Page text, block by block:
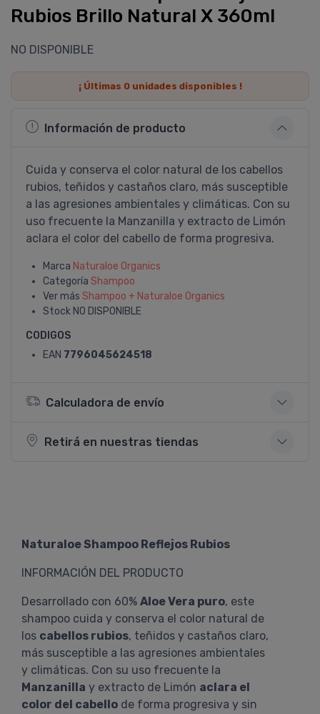
Rubios Brillo Natural X 360ml
NO DISPONIBLE
¡ Últimas 0unidades disponibles !
Información de producto
Cuida y conserva el color natural de los cabellos
rubios, teñidos y castaños claro, más susceptible
a las agresiones ambientales y climáticas. Con su
uso frecuente la Manzanilla y extracto de Limón
aclara el color del cabello de forma progresiva.
Marca Naturaloe Organics
Categoría Shampoo
Ver más Shampoo + Naturaloe Organics
Stock NO DISPONIBLE
CODIGOS
EAN 7796045624518
Calculadora de envío
Retirá en nuestras tiendas
Naturaloe Shampoo Reflejos Rubios
INFORMACIÓN DEL PRODUCTO
Desarrollado con 60% Aloe Vera puro, este
shampoo cuida y conserva el color natural de
los cabellos rubios, teñidos y castaños claro,
más susceptible a las agresiones ambientales
y climáticas. Con su uso frecuente la
Manzanilla y extracto de Limón aclara el
color del cabello de forma progresiva y sin